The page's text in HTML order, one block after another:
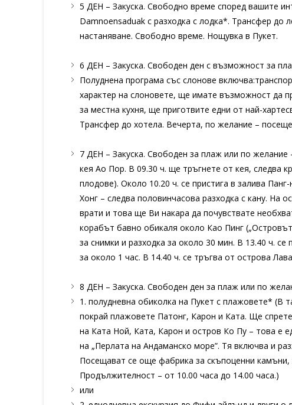
5 ДЕН – Закуска. Свободно време според вашите
Damnoensaduak с разходка с лодка*. Трансфер до
настаняване. Свободно време. Нощувка в Пукет.
6 ДЕН – Закуска. Свободен ден с възможност за
Полуднена програма със слонове
характер на слоновете, ще имате възможност да
за местна кухня, ще приготвите едни от най-
Трансфер до хотела. Вечерта, по желание –
7 ДЕН – Закуска. Свободен за плаж или по желание
кея Ао Пор. В 09.30 ч. ще тръгнете от кея, следва
плодове). Около 10.20 ч. се пристига в залива
Хонг – следва половинчасова разходка с кану. На
врати и това ще Ви накара да почувствате
корабът бавно обикаля около Као Пинг
за снимки и разходка за около 30 мин. В 13.40 ч.
за около 1 час. В 14.40 ч. се тръгва от острова
8 ДЕН – Закуска. Свободен ден за плаж или по
1. полудневна обиколка на Пукет с плажовете* (В
покрай плажовете Патонг, Карон и Ката. Ще
на Ката Ной, Ката, Карон и остров Ко Пу – това е
на „Перлата на Андаманско море”. Тя включва и
Посещават се още фабрика за скъпоценни камъни,
Продължителност – от 10.00 часа до 14.00 часа.)
или